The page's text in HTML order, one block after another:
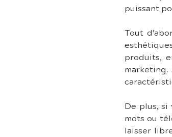
puissant
Tout
produits,
marketing.
De plus, si
mots ou
laisser